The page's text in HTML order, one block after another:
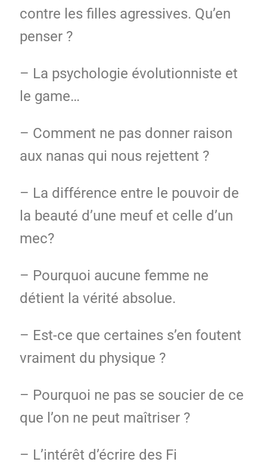
contre les filles agressives. Qu’en
penser ?
– La psychologie évolutionniste et
le game…
– Comment ne pas donner raison
aux nanas qui nous rejettent ?
– La différence entre le pouvoir de
la beauté d’une meuf et celle d’un
mec?
– Pourquoi aucune femme ne
détient la vérité absolue.
– Est-ce que certaines s’en foutent
vraiment du physique ?
– Pourquoi ne pas se soucier de ce
que l’on ne peut maîtriser ?
– L’intérêt d’écrire des Fi